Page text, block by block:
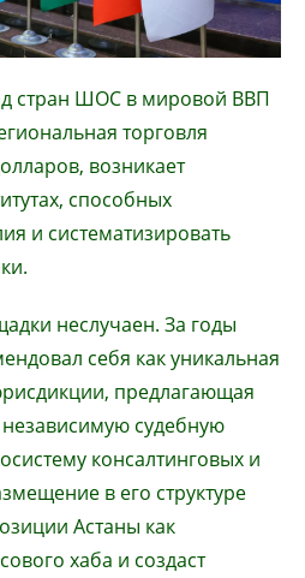
стран ШОС в мировой ВВП
торговля
возникает
способных
и систематизировать
неслучаен. За годы
себя как уникальная
предлагающая
судебную
консалтинговых и
в его структуре
Астаны как
хаба и создаст